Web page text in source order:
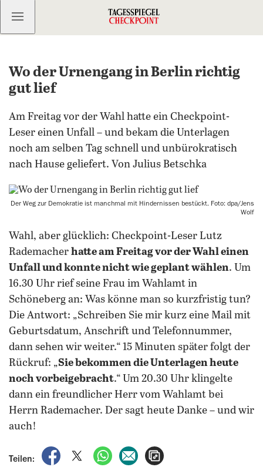
Kostenlos anmelden
Wo der Urnengang in Berlin richtig
gut lief
Am Freitag vor der Wahl hatte ein Checkpoint-
Leser einen Unfall – und bekam die Unterlagen
noch am selben Tag schnell und unbürokratisch
nach Hause geliefert. Von Julius Betschka
Der Weg zur Demokratie ist manchmal mit Hindernissen bestückt. Foto: dpa/Jens
Wolf
Wahl, aber glücklich: Checkpoint-Leser Lutz
Rademacher hatte am Freitag vor der Wahl einen
Unfall und konnte nicht wie geplant wählen. Um
16.30 Uhr rief seine Frau im Wahlamt in
Schöneberg an: Was könne man so kurzfristig tun?
Die Antwort: „Schreiben Sie mir kurz eine Mail mit
Geburtsdatum, Anschrift und Telefonnummer,
dann sehen wir weiter.“ 15 Minuten später folgt der
Rückruf: „Sie bekommen die Unterlagen heute
noch vorbeigebracht.“ Um 20.30 Uhr klingelte
dann ein freundlicher Herr vom Wahlamt bei
Herrn Rademacher. Der sagt heute Danke – und wir
auch!
Teilen:
auf Facebook teilen
auf X teilenper WhatsApp teilen
per E-Mail teilen